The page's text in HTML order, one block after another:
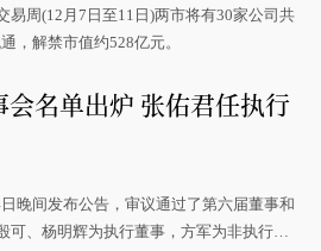
易周(12月7日至11日)两市将有30家公司共
，解禁市值约528亿元。
名单出炉 张佑君任执行
晚间发布公告，审议通过了第六届董事和
可、杨明辉为执行董事，方军为非执行董